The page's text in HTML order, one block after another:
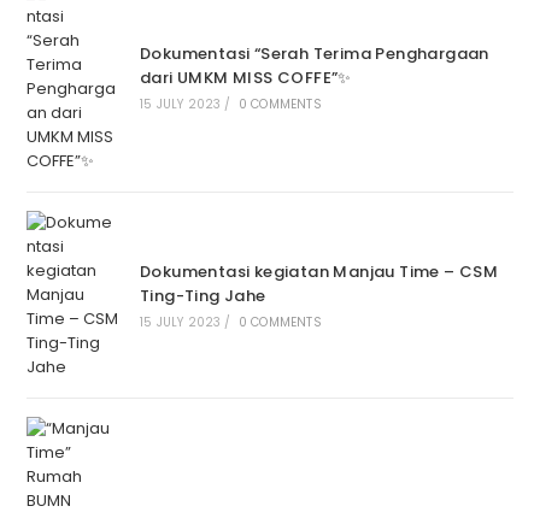
Dokumentasi “Serah Terima Penghargaan
dari UMKM MISS COFFE”✨
15 JULY 2023 / 0 COMMENTS
Dokumentasi kegiatan Manjau Time – CSM
Ting-Ting Jahe
15 JULY 2023 / 0 COMMENTS